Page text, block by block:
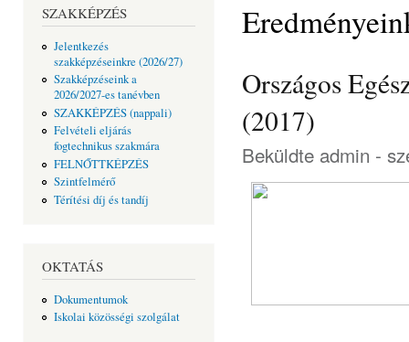
SZAKKÉPZÉS
Jelentkezés
szakképzéseinkre (2026/27)
Szakképzéseink a
2026/2027-es tanévben
SZAKKÉPZÉS (nappali)
Felvételi eljárás
fogtechnikus szakmára
FELNŐTTKÉPZÉS
Szintfelmérő
Térítési díj és tandíj
OKTATÁS
Dokumentumok
Iskolai közösségi szolgálat
Országos
(2017)
Beküldte admin -